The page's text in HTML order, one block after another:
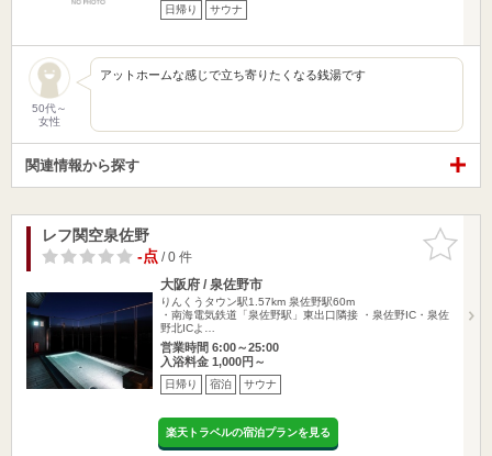
日帰り サウナ
50代～
女性
アットホームな感じで立ち寄りたくなる銭湯です
関連情報から探す
お気に入
りに追加
レフ関空泉佐野
-点/ 0 件
大阪府 / 泉佐野市
りんくうタウン駅1.57km 泉佐野駅60m
・南海電気鉄道「泉佐野駅」東出口隣接 ・泉佐野IC・泉佐
野北ICよ…
営業時間 6:00～25:00
入浴料金 1,000円～
日帰り 宿泊 サウナ
楽天トラベルの宿泊プランを見る